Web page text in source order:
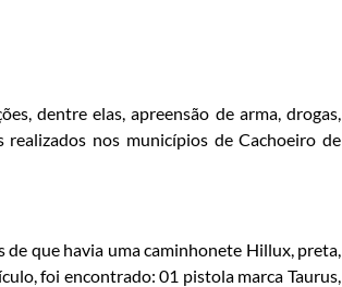
dentre elas, apreensão de arma, drogas,
nos municípios de Cachoeiro de
que havia uma caminhonete Hillux, preta,
foi encontrado: 01 pistola marca Taurus,